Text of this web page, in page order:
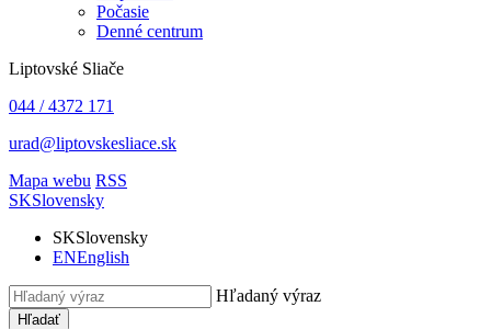
Počasie
Denné centrum
Liptovské Sliače
044 / 4372 171
urad@liptovskesliace.sk
Mapa webu RSS
SKSlovensky
SKSlovensky
ENEnglish
Hľadaný výraz
Hľadať